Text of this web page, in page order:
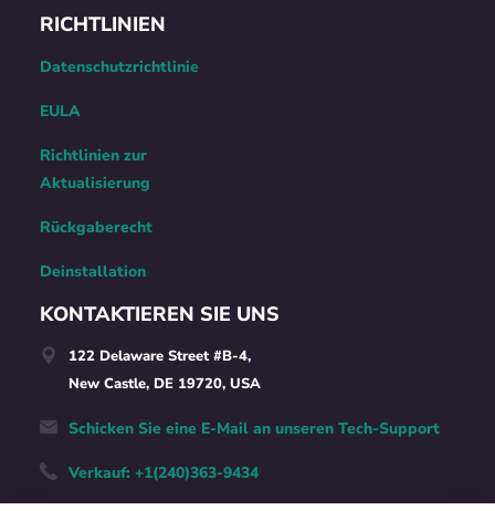
RICHTLINIEN
Datenschutzrichtlinie
EULA
Richtlinien zur
Aktualisierung
Rückgaberecht
Deinstallation
KONTAKTIEREN SIE UNS
122 Delaware Street #B-4,
New Castle, DE 19720, USA
Schicken Sie eine E-Mail an unseren Tech-Support
Verkauf: +1(240)363-9434